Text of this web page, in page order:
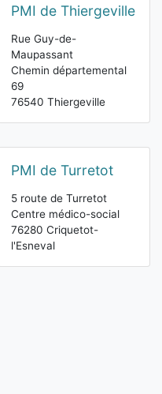
PMI de Thiergeville
Rue Guy-de-
Maupassant
Chemin départemental
69
76540 Thiergeville
PMI de Turretot
5 route de Turretot
Centre médico-social
76280 Criquetot-
l'Esneval